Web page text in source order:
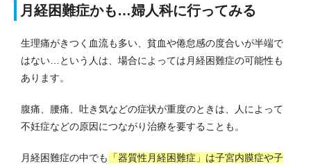
月経困難症かも…婦人科に行ってみる
生理痛がきつく血流も多い、貧血や倦怠感の度合いが半端で
はない…という人は、場合によっては月経困難症の可能性も
あります。
腹痛、腰痛、吐き気などの症状が重度のときは、人によって
不妊症などの原因につながり治療を要することも。
月経困難症の中でも
「器質性月経困難症」は子宮内膜症や子